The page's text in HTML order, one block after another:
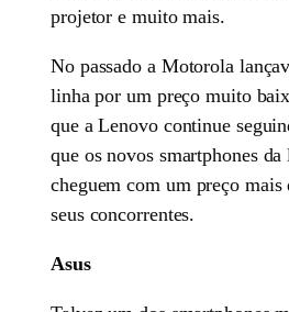
projetor e muito mais.
No passado a Motorola
linha por um preço muito
que a Lenovo continue
que os novos smartphones
cheguem com um preço mais
seus concorrentes.
Asus